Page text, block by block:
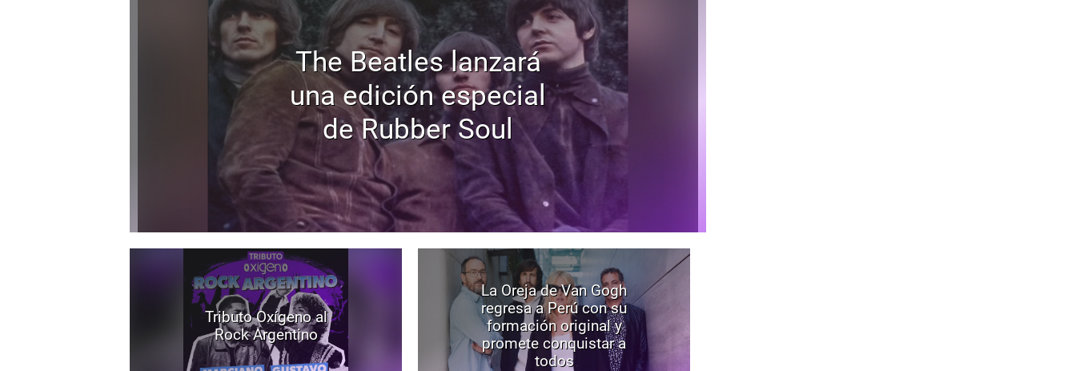
The Beatles lanzará
una edición especial
de Rubber Soul
Tributo Oxígeno al
Rock Argentino
La Oreja de Van Gogh
regresa a Perú con su
formación original y
promete conquistar a
todos